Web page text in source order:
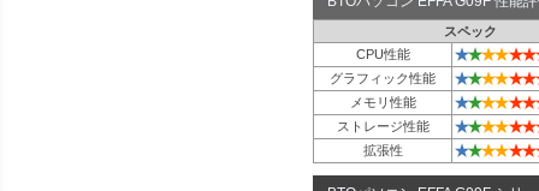
スペック
CPU性能
★★★★★★
グラフィック性能 ★★★★★★
メモリ性能 ★★★★★★
ストレージ性能 ★★★★★★
拡張性 ★★★★★★